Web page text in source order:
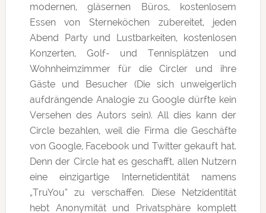
modernen, gläsernen Büros, kostenlosem
Essen von Sterneköchen zubereitet, jeden
Abend Party und Lustbarkeiten, kostenlosen
Konzerten, Golf- und Tennisplätzen und
Wohnheimzimmer für die Circler und ihre
Gäste und Besucher (Die sich unweigerlich
aufdrängende Analogie zu Google dürfte kein
Versehen des Autors sein). All dies kann der
Circle bezahlen, weil die Firma die Geschäfte
von Google, Facebook und Twitter gekauft hat.
Denn der Circle hat es geschafft, allen Nutzern
eine einzigartige Internetidentität namens
„TruYou“ zu verschaffen. Diese Netzidentität
hebt Anonymität und Privatsphäre komplett